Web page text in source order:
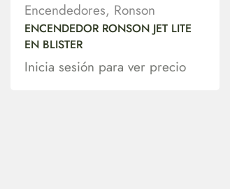
Encendedores, Ronson
ENCENDEDOR RONSON JET LITE
EN BLISTER
Inicia sesión para ver precio